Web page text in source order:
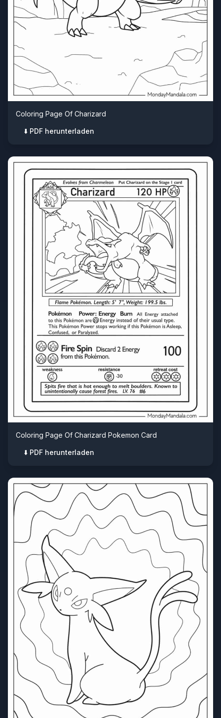
Coloring Page Of Charizard
⬇️ PDF herunterladen
Coloring Page Of Charizard Pokemon Card
⬇️ PDF herunterladen